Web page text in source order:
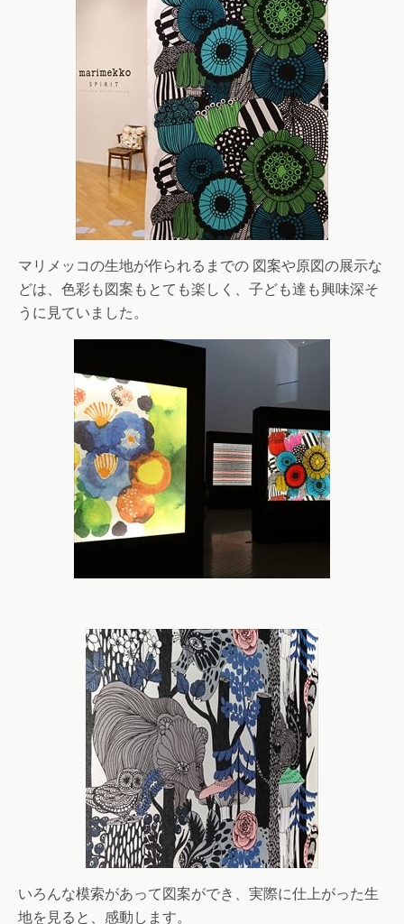
マリメッコの生地が作られるまでの 図案や原図の展示な
どは、色彩も図案もとても楽しく、子ども達も興味深そ
うに見ていました。
いろんな模索があって図案ができ、実際に仕上がった生
地を見ると、感動します。